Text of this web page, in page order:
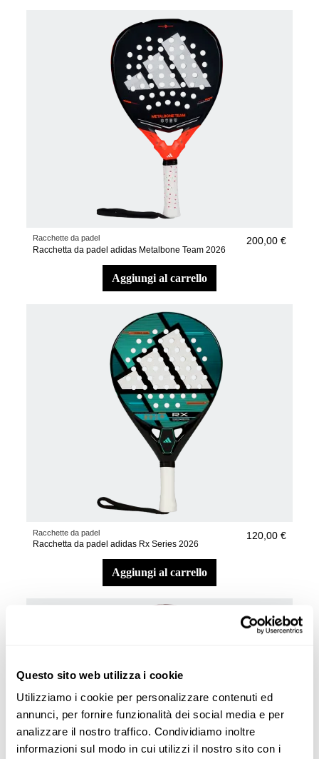
Questo sito web utilizza i cookie
Utilizziamo i cookie per personalizzare contenuti ed
annunci, per fornire funzionalità dei social media e per
analizzare il nostro traffico. Condividiamo inoltre
informazioni sul modo in cui utilizzi il nostro sito con i
Racchette da padel
Racchetta da padel adidas Metalbone Team 2026
200,00 €
aggiungi al carrello
Racchette da padel
Racchetta da padel adidas Rx Series 2026
120,00 €
aggiungi al carrello